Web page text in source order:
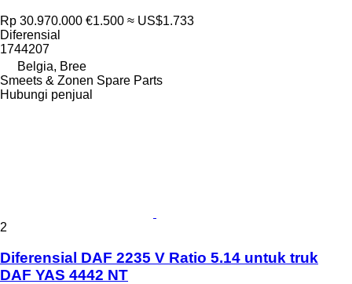
Rp 30.970.000 €1.500 ≈ US$1.733
Diferensial
1744207
Belgia, Bree
Smeets & Zonen Spare Parts
Hubungi penjual
2
Diferensial DAF 2235 V Ratio 5.14 untuk truk
DAF YAS 4442 NT